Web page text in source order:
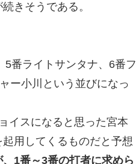
きそうである。
番ライトサンタナ、6番フ
ー小川という並びになっ
イスになると思った宮本
用してくるものだと予想
1番～3番の打者に求めら